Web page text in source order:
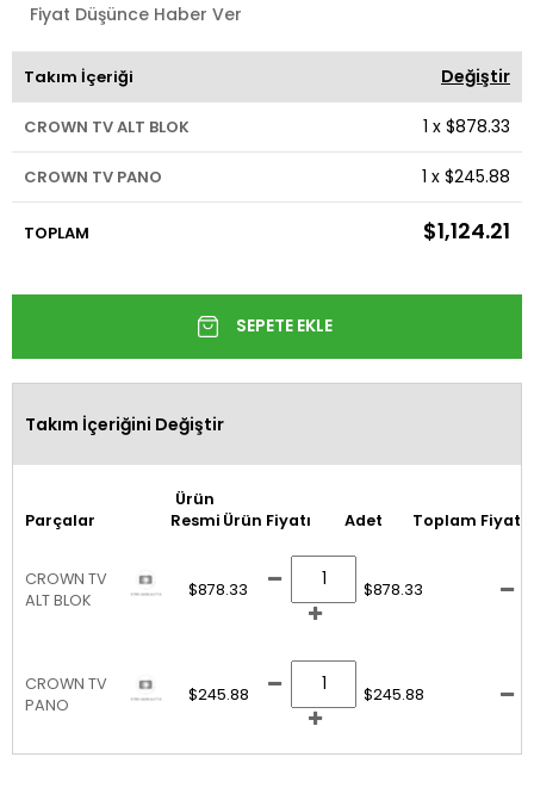
Fiyat Düşünce Haber Ver
Takım İçeriği Değiştir
CROWN TV ALT BLOK 1 x $878.33
CROWN TV PANO 1 x $245.88
TOPLAM $1,124.21
Takım İçeriğini Değiştir
Parçalar
Ürün
Resmi Ürün Fiyatı Adet Toplam Fiyat
CROWN TV
ALT BLOK
$878.33 $878.33
CROWN TV
PANO
$245.88 $245.88